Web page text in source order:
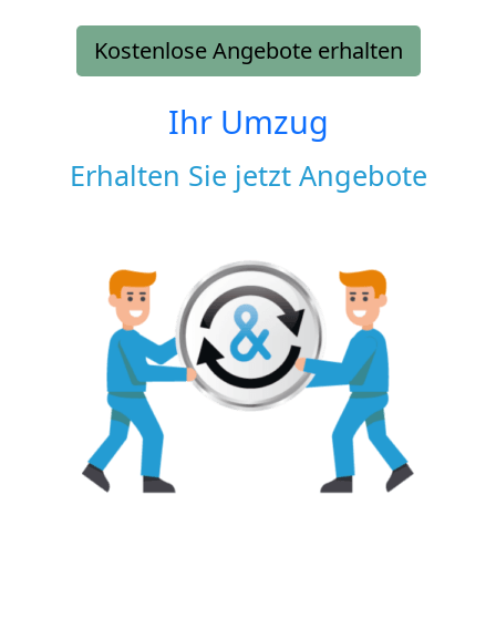
Kostenlose Angebote erhalten
Ihr Umzug
Erhalten Sie jetzt Angebote